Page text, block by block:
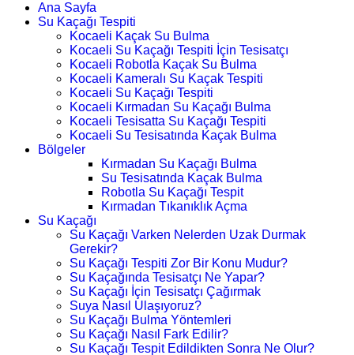
Ana Sayfa
Su Kaçağı Tespiti
Kocaeli Kaçak Su Bulma
Kocaeli Su Kaçağı Tespiti İçin Tesisatçı
Kocaeli Robotla Kaçak Su Bulma
Kocaeli Kameralı Su Kaçak Tespiti
Kocaeli Su Kaçağı Tespiti
Kocaeli Kırmadan Su Kaçağı Bulma
Kocaeli Tesisatta Su Kaçağı Tespiti
Kocaeli Su Tesisatında Kaçak Bulma
Bölgeler
Kırmadan Su Kaçağı Bulma
Su Tesisatında Kaçak Bulma
Robotla Su Kaçağı Tespit
Kırmadan Tıkanıklık Açma
Su Kaçağı
Su Kaçağı Varken Nelerden Uzak Durmak
Gerekir?
Su Kaçağı Tespiti Zor Bir Konu Mudur?
Su Kaçağında Tesisatçı Ne Yapar?
Su Kaçağı İçin Tesisatçı Çağırmak
Suya Nasıl Ulaşıyoruz?
Su Kaçağı Bulma Yöntemleri
Su Kaçağı Nasıl Fark Edilir?
Su Kaçağı Tespit Edildikten Sonra Ne Olur?